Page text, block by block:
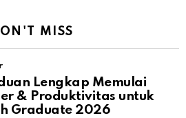
MISS
Lengkap Memulai
& Produktivitas untuk
Graduate 2026